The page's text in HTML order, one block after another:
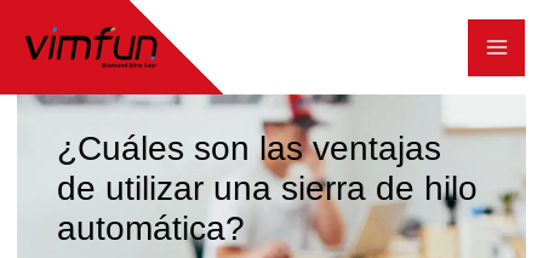
contenido
¿Cuáles son las ventajas
de utilizar una sierra de hilo
automática?